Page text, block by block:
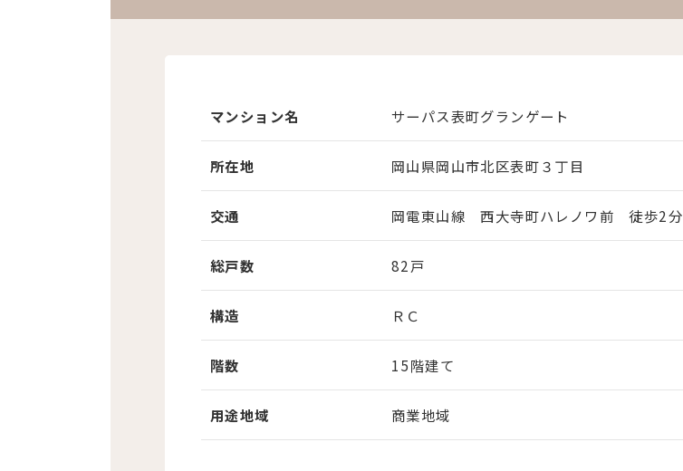
マンション名 サーパス表町グランゲート
所在地 岡山県岡山市北区表町３丁目
交通 岡電東山線 西大寺町ハレノワ前 徒歩2分
総戸数 82戸
構造 ＲＣ
階数 15階建て
用途地域 商業地域